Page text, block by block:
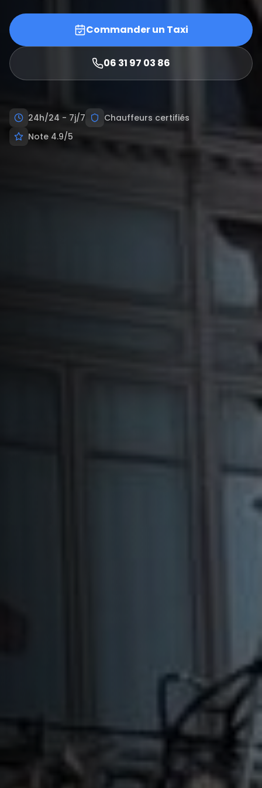
Commander un Taxi
06 31 97 03 86
24h/24 - 7j/7
Chauffeurs certifiés
Note 4.9/5